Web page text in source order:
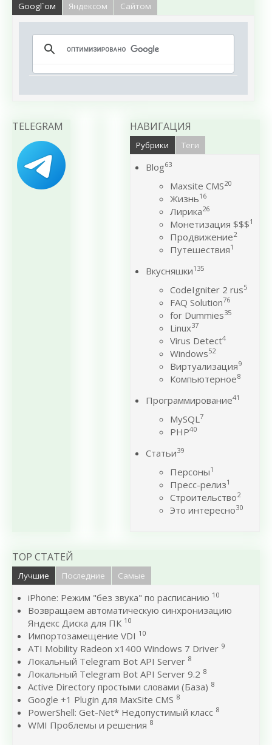
Googl`ом Яндексом Сайтом
TELEGRAM НАВИГАЦИЯ
Рубрики Теги
Blog63
Maxsite CMS20
Жизнь16
Лирика26
Монетизация $$$1
Продвижение2
Путешествия1
Вкусняшки135
CodeIgniter 2 rus5
FAQ Solution76
for Dummies35
Linux37
Virus Detect4
Windows52
Виртуализация9
Компьютерное8
Программирование41
MySQL7
PHP40
Статьи39
Персоны1
Пресс-релиз1
Строительство2
Это интересно30
TOP СТАТЕЙ
Лучшие Последние Самые
iPhone: Режим "без звука" по расписанию 10
Возвращаем автоматическую синхронизацию
Яндекс Диска для ПК 10
Импортозамещение VDI 10
ATI Mobility Radeon x1400 Windows 7 Driver 9
Локальный Telegram Bot API Server 8
Локальный Telegram Bot API Server 9.2 8
Active Directory простыми словами (База) 8
Google +1 Plugin для MaxSite CMS 8
PowerShell: Get-Net* Недопустимый класс 8
WMI Проблемы и решения 8